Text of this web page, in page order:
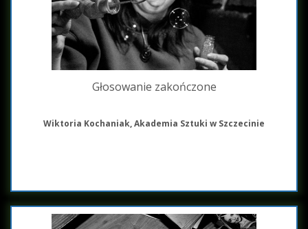
Głosowanie zakończone
Wiktoria Kochaniak, Akademia Sztuki w Szczecinie